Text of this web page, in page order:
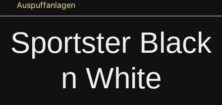
Sportster Black
n White